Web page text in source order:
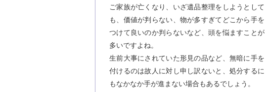
ご家族が亡くなり、いざ遺品整理をしようとして
も、価値が判らない、物が多すぎてどこから手を
つけて良いのか判らないなど、頭を悩ますことが
多いですよね。
生前大事にされていた形見の品など、無暗に手を
付けるのは故人に対し申し訳ないと、処分するに
もなかなか手が進まない場合もあるでしょう。